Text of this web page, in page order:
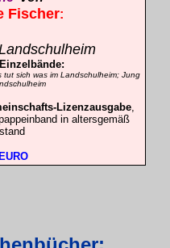
Fischer:
sich was im Landschulheim; Jung
Lizenzausgabe,
in altersgemäß